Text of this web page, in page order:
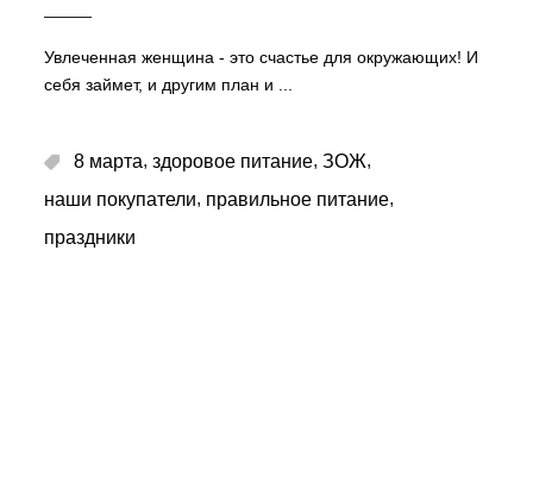
Увлеченная женщина - это счастье для окружающих! И
себя займет, и другим план и
8 марта, здоровое питание, ЗОЖ,
наши покупатели, правильное питание,
праздники